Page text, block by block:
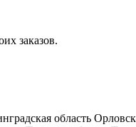
заказов.
область